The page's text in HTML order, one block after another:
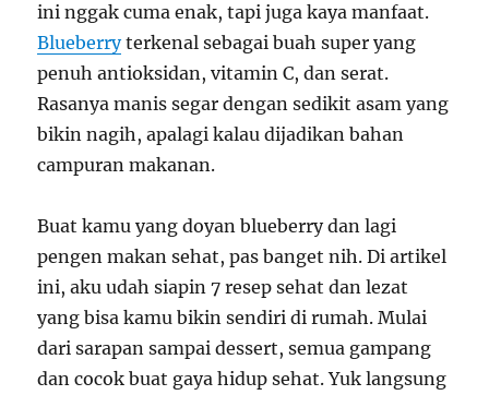
ini nggak cuma enak, tapi juga kaya manfaat.
Blueberryterkenal sebagai buah super yang
penuh antioksidan, vitamin C, dan serat.
Rasanya manis segar dengan sedikit asam yang
bikin nagih, apalagi kalau dijadikan bahan
campuran makanan.
Buat kamu yang doyan blueberry dan lagi
pengen makan sehat, pas banget nih. Di artikel
ini, aku udah siapin 7 resep sehat dan lezat
yang bisa kamu bikin sendiri di rumah. Mulai
dari sarapan sampai dessert, semua gampang
dan cocok buat gaya hidup sehat. Yuk langsung